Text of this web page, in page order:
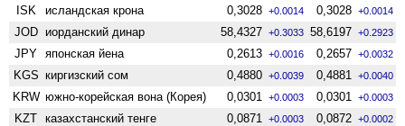
ISK исландская крона 0,3028 +0.0014 0,3028 +0.0014
JOD иорданский динар 58,4327 +0.3033 58,6197 +0.2923
JPY японская йена 0,2613 +0.0016 0,2657 +0.0032
KGS киргизский сом 0,4880 +0.0039 0,4881 +0.0040
KRW южно-корейская вона (Корея) 0,0301 +0.0003 0,0301 +0.0003
KZT казахстанский тенге 0,0871 +0.0003 0,0872 +0.0002